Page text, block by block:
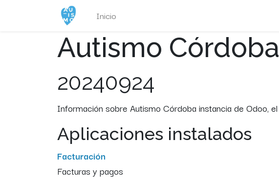
Inicio
Autismo Córdoba
20240924
Información sobre Autismo Córdoba instancia de Odoo, el
Aplicaciones instalados
Facturación
Facturas y pagos